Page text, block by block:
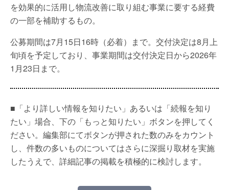
を効果的に活用し物流改善に取り組む事業に要する経費
の一部を補助するもの。
公募期間は7月15日16時（必着）まで。交付決定は8月上
旬頃を予定しており、事業期間は交付決定日から2026年
1月23日まで。
■「より詳しい情報を知りたい」あるいは「続報を知り
たい」場合、下の「もっと知りたい」ボタンを押してく
ださい。編集部にてボタンが押された数のみをカウント
し、件数の多いものについてはさらに深掘り取材を実施
したうえで、詳細記事の掲載を積極的に検討します。